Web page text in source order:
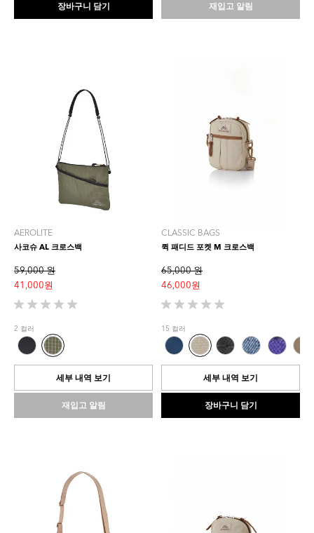
다.
장바구니 담기
다.
재입고 알림
AEROLITE
사코슈 AL 크로스백
59,000 원
41,000 원
별
5
개
중
0.0
입
다.
2 컬러
세부 내역 보기
재입고 알림
CLASSIC BAGS
퀵 패디드 포켓 M 크로스백
65,000 원
46,000 원
별
5
개
중
0.0
입
다.
15 컬러
세부 내역 보기
장바구니 담기